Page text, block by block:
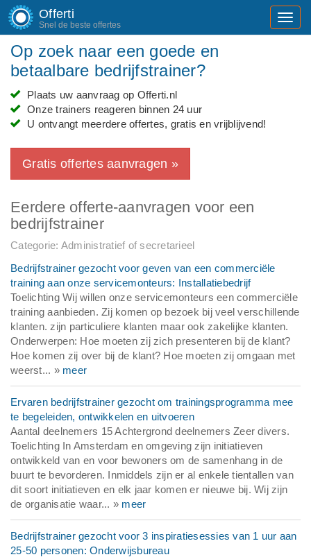
Offerti
Snel de beste offertes
Op zoek naar een goede en
betaalbare bedrijfstrainer?
Plaats uw aanvraag op Offerti.nl
Onze trainers reageren binnen 24 uur
U ontvangt meerdere offertes, gratis en vrijblijvend!
Gratis offertes aanvragen »
Eerdere offerte-aanvragen voor een
bedrijfstrainer
Categorie: Administratief of secretarieel
Bedrijfstrainer gezocht voor geven van een commerciële
training aan onze servicemonteurs: Installatiebedrijf
Toelichting Wij willen onze servicemonteurs een commerciële
training aanbieden. Zij komen op bezoek bij veel verschillende
klanten. zijn particuliere klanten maar ook zakelijke klanten.
Onderwerpen: Hoe moeten zij zich presenteren bij de klant?
Hoe komen zij over bij de klant? Hoe moeten zij omgaan met
weerst... » meer
Ervaren bedrijfstrainer gezocht om trainingsprogramma mee
te begeleiden, ontwikkelen en uitvoeren
Aantal deelnemers 15 Achtergrond deelnemers Zeer divers.
Toelichting In Amsterdam en omgeving zijn initiatieven
ontwikkeld van en voor bewoners om de samenhang in de
buurt te bevorderen. Inmiddels zijn er al enkele tientallen van
dit soort initiatieven en elk jaar komen er nieuwe bij. Wij zijn
de organisatie waar... » meer
Bedrijfstrainer gezocht voor 3 inspiratiesessies van 1 uur aan
25-50 personen: Onderwijsbureau